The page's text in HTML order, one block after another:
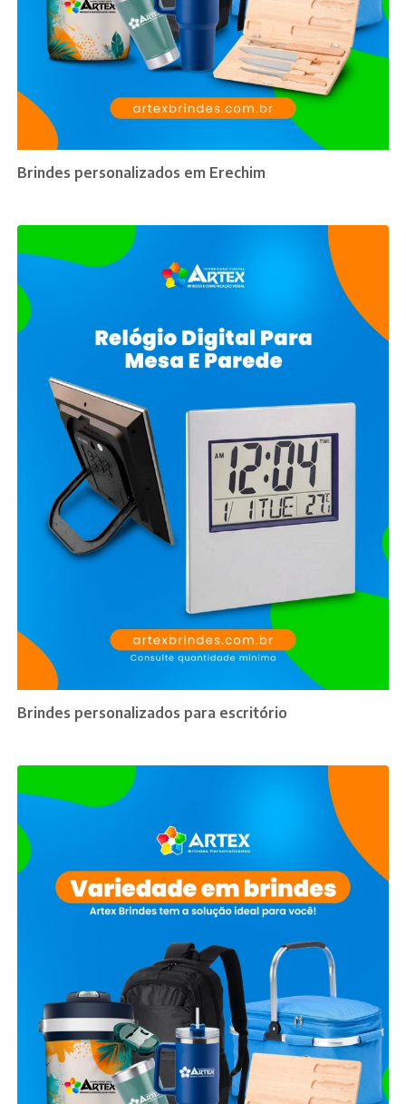
Brindes personalizados em Erechim
Brindes personalizados para escritório